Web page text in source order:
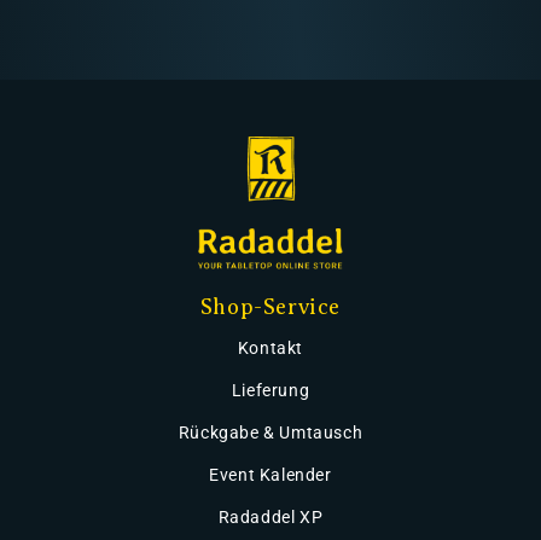
Shop-Service
Kontakt
Lieferung
Rückgabe & Umtausch
Event Kalender
Radaddel XP